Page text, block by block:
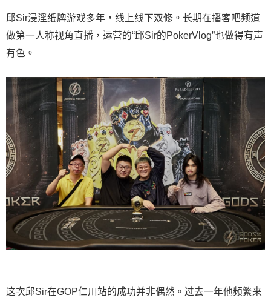
邱Sir浸淫纸牌游戏多年，线上线下双修。长期在播客吧频道
做第一人称视角直播，运营的“邱Sir的PokerVlog”也做得有声
有色。
这次邱Sir在GOP仁川站的成功并非偶然。过去一年他频繁来